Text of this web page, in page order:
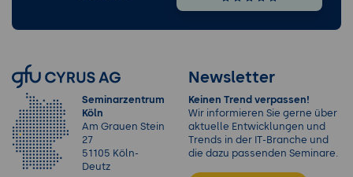
Seminarzentrum
Köln
Am Grauen Stein
27
51105 Köln-
Deutz
Newsletter
Keinen Trend verpassen!
Wir informieren Sie gerne über
aktuelle Entwicklungen und
Trends in der IT-Branche und
die dazu passenden Seminare.